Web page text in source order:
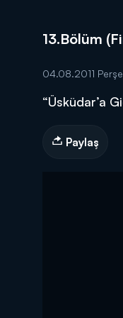
13.Bölüm
04.08.2011
“Üsküdar’a
Paylaş